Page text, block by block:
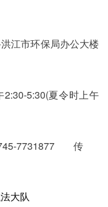
江市环保局办公大楼
5:30(夏令时上午
7731877 传
大队